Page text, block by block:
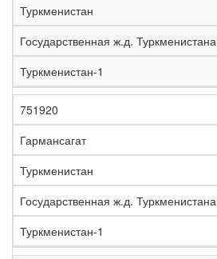
Туркменистан
Государственная ж.д. Туркменистана
Туркменистан-1
751920
Гармансагат
Туркменистан
Государственная ж.д. Туркменистана
Туркменистан-1